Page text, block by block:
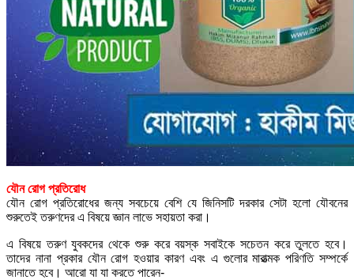
যৌন রোগ প্রতিরোধ
যৌন রোগ প্রতিরোধের জন্য সবচেয়ে বেশি যে জিনিসটি দরকার সেটা হলো যৌবনের
শুরুতেই তরুণদের এ বিষয়ে জ্ঞান লাভে সহায়তা করা।
এ বিষয়ে তরুণ যুবকদের থেকে শুরু করে বয়স্ক সবাইকে সচেতন করে তুলতে হবে।
তাদের নানা প্রকার যৌন রোগ হওয়ার কারণ এবং এ গুলোর মারাত্মক পরিণতি সম্পর্কে
জানাতে হবে। আরো যা যা করতে পারেন-